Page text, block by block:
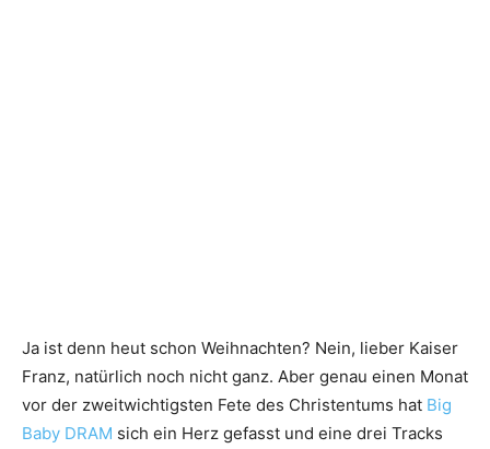
Ja ist denn heut schon Weihnachten? Nein, lieber Kaiser
Franz, natürlich noch nicht ganz. Aber genau einen Monat
vor der zweitwichtigsten Fete des Christentums hat Big
Baby DRAM sich ein Herz gefasst und eine drei Tracks